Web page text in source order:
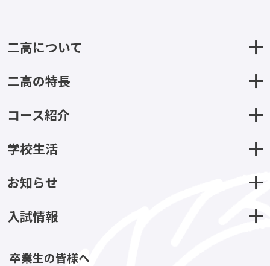
二高について
二高の特長
コース紹介
学校生活
お知らせ
入試情報
卒業生の皆様へ